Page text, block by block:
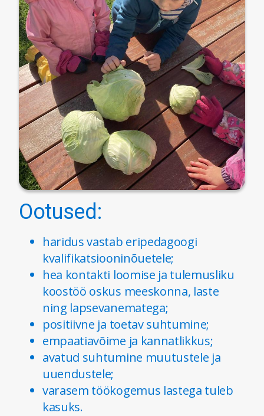
Ootused:
haridus vastab eripedagoogi
kvalifikatsiooninõuetele;
hea kontakti loomise ja tulemusliku
koostöö oskus meeskonna, laste
ning lapsevanematega;
positiivne ja toetav suhtumine;
empaatiavõime ja kannatlikkus;
avatud suhtumine muutustele ja
uuendustele;
varasem töökogemus lastega tuleb
kasuks.